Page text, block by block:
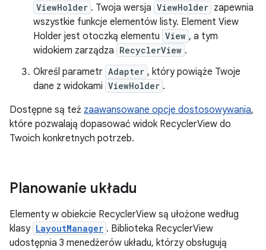
ViewHolder . Twoja wersja ViewHolder zapewnia
wszystkie funkcje elementów listy. Element View
Holder jest otoczką elementu View , a tym
widokiem zarządza RecyclerView .
Określ parametr Adapter , który powiąże Twoje
dane z widokami ViewHolder .
Dostępne są też zaawansowane opcje dostosowywania,
które pozwalają dopasować widok RecyclerView do
Twoich konkretnych potrzeb.
Planowanie układu
Elementy w obiekcie RecyclerView są ułożone według
klasy LayoutManager . Biblioteka RecyclerView
udostępnia 3 menedżerów układu, którzy obsługują